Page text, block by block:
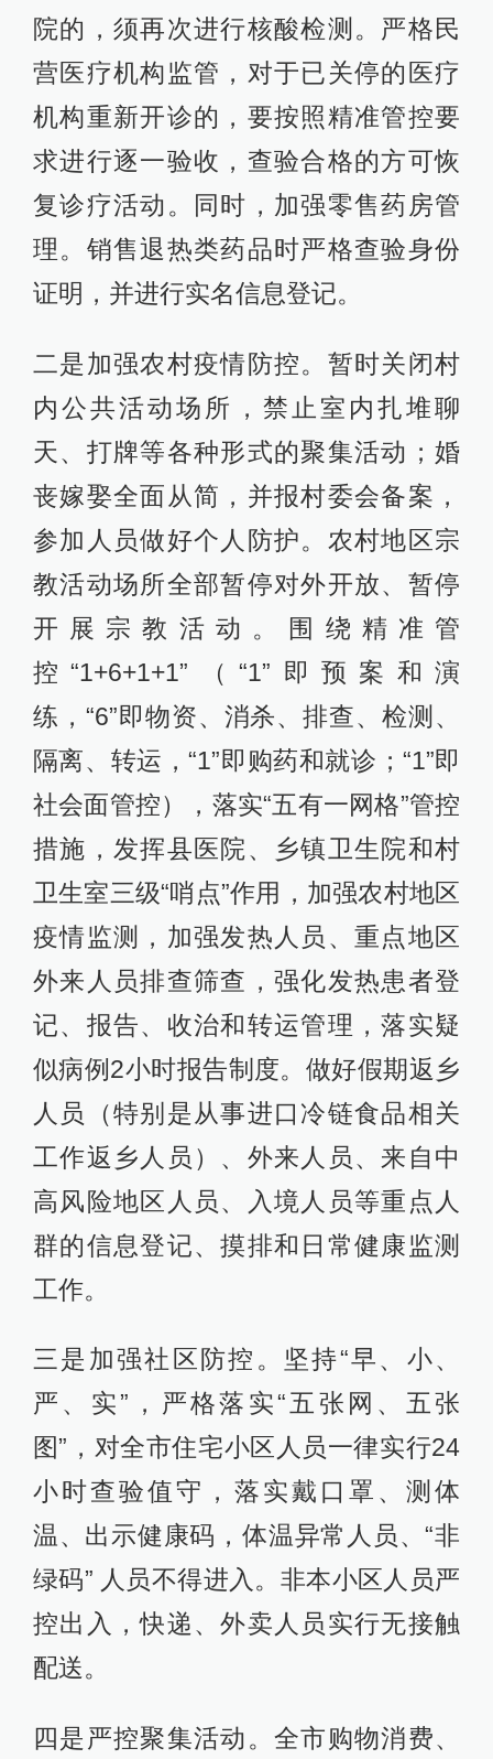
院的，须再次进行核酸检测。严格民
营医疗机构监管，对于已关停的医疗
机构重新开诊的，要按照精准管控要
求进行逐一验收，查验合格的方可恢
复诊疗活动。同时，加强零售药房管
理。销售退热类药品时严格查验身份
证明，并进行实名信息登记。
二是加强农村疫情防控。暂时关闭村
内公共活动场所，禁止室内扎堆聊
天、打牌等各种形式的聚集活动；婚
丧嫁娶全面从简，并报村委会备案，
参加人员做好个人防护。农村地区宗
教活动场所全部暂停对外开放、暂停
开展宗教活动。围绕精准管
控“1+6+1+1”（“1”即预案和演
练，“6”即物资、消杀、排查、检测、
隔离、转运，“1”即购药和就诊；“1”即
社会面管控），落实“五有一网格”管控
措施，发挥县医院、乡镇卫生院和村
卫生室三级“哨点”作用，加强农村地区
疫情监测，加强发热人员、重点地区
外来人员排查筛查，强化发热患者登
记、报告、收治和转运管理，落实疑
似病例2小时报告制度。做好假期返乡
人员（特别是从事进口冷链食品相关
工作返乡人员）、外来人员、来自中
高风险地区人员、入境人员等重点人
群的信息登记、摸排和日常健康监测
工作。
三是加强社区防控。坚持“早、小、
严、实”，严格落实“五张网、五张
图”，对全市住宅小区人员一律实行24
小时查验值守，落实戴口罩、测体
温、出示健康码，体温异常人员、“非
绿码” 人员不得进入。非本小区人员严
控出入，快递、外卖人员实行无接触
配送。
四是严控聚集活动。全市购物消费、